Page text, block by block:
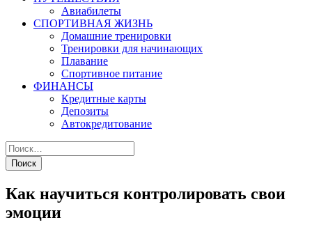
Авиабилеты
СПОРТИВНАЯ ЖИЗНЬ
Домашние тренировки
Тренировки для начинающих
Плавание
Спортивное питание
ФИНАНСЫ
Кредитные карты
Депозиты
Автокредитование
Как научиться контролировать свои
эмоции